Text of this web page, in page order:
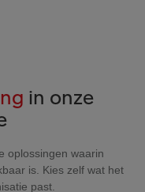
in onze
oplossingen waarin
is. Kies zelf wat het
past.